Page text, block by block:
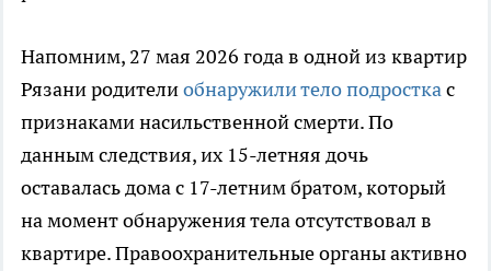
Напомним, 27 мая 2026 года в одной из квартир
Рязани родителиобнаружили тело подросткас
признаками насильственной смерти. По
данным следствия, их 15-летняя дочь
оставалась дома с 17-летним братом, который
на момент обнаружения тела отсутствовал в
квартире. Правоохранительные органы активно